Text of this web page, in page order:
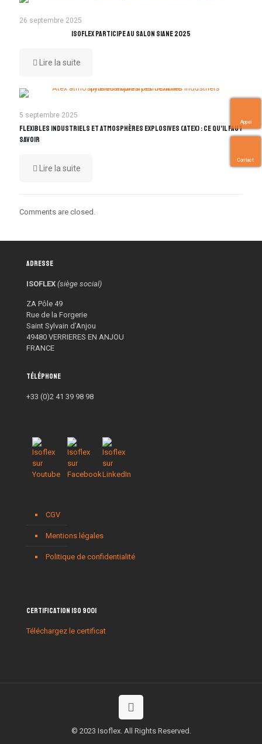
26 septembre 2025
Isoflex participe au Salon SIANE 2025
Lire la suite
5 septembre 2025
Flexibles industriels et atmosphères explosives (ATEX) : ce qu’il faut
savoir
Lire la suite
Comments are closed.
Adresse
ISOFLEX (siège social)
ZA Pôle 49
Rue de la Forgerie
Saint Sylvain d’Anjou
49480 VERRIERES EN ANJOU
FRANCE
Téléphone
+33 (0)2 41 39 98 98
CGV
Mentions légales
Politique de confidentialité
Certification ISO 9001
Téléchargez le certificat
© 2023 Isoflex. All Rights Reserved.
Appel
Contact